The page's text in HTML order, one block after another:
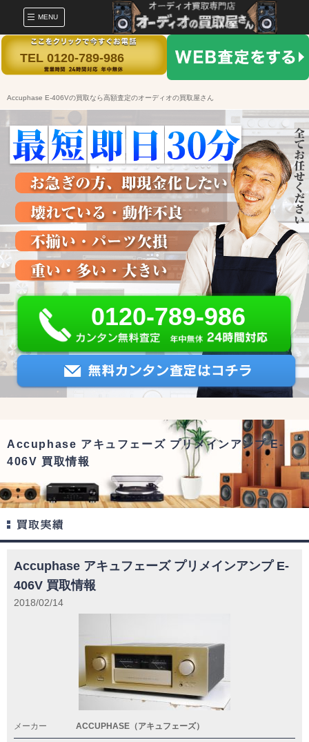
MENU
TEL 0120-789-986
Accuphase E-406Vの買取なら高額査定のオーディオの買取屋さん
0120-789-986
Accuphase アキュフェーズ プリメインアンプ E-
406V 買取情報
Accuphase アキュフェーズ プリメインアンプ E-
406V 買取情報
2018/02/14
メーカー ACCUPHASE（アキュフェーズ）